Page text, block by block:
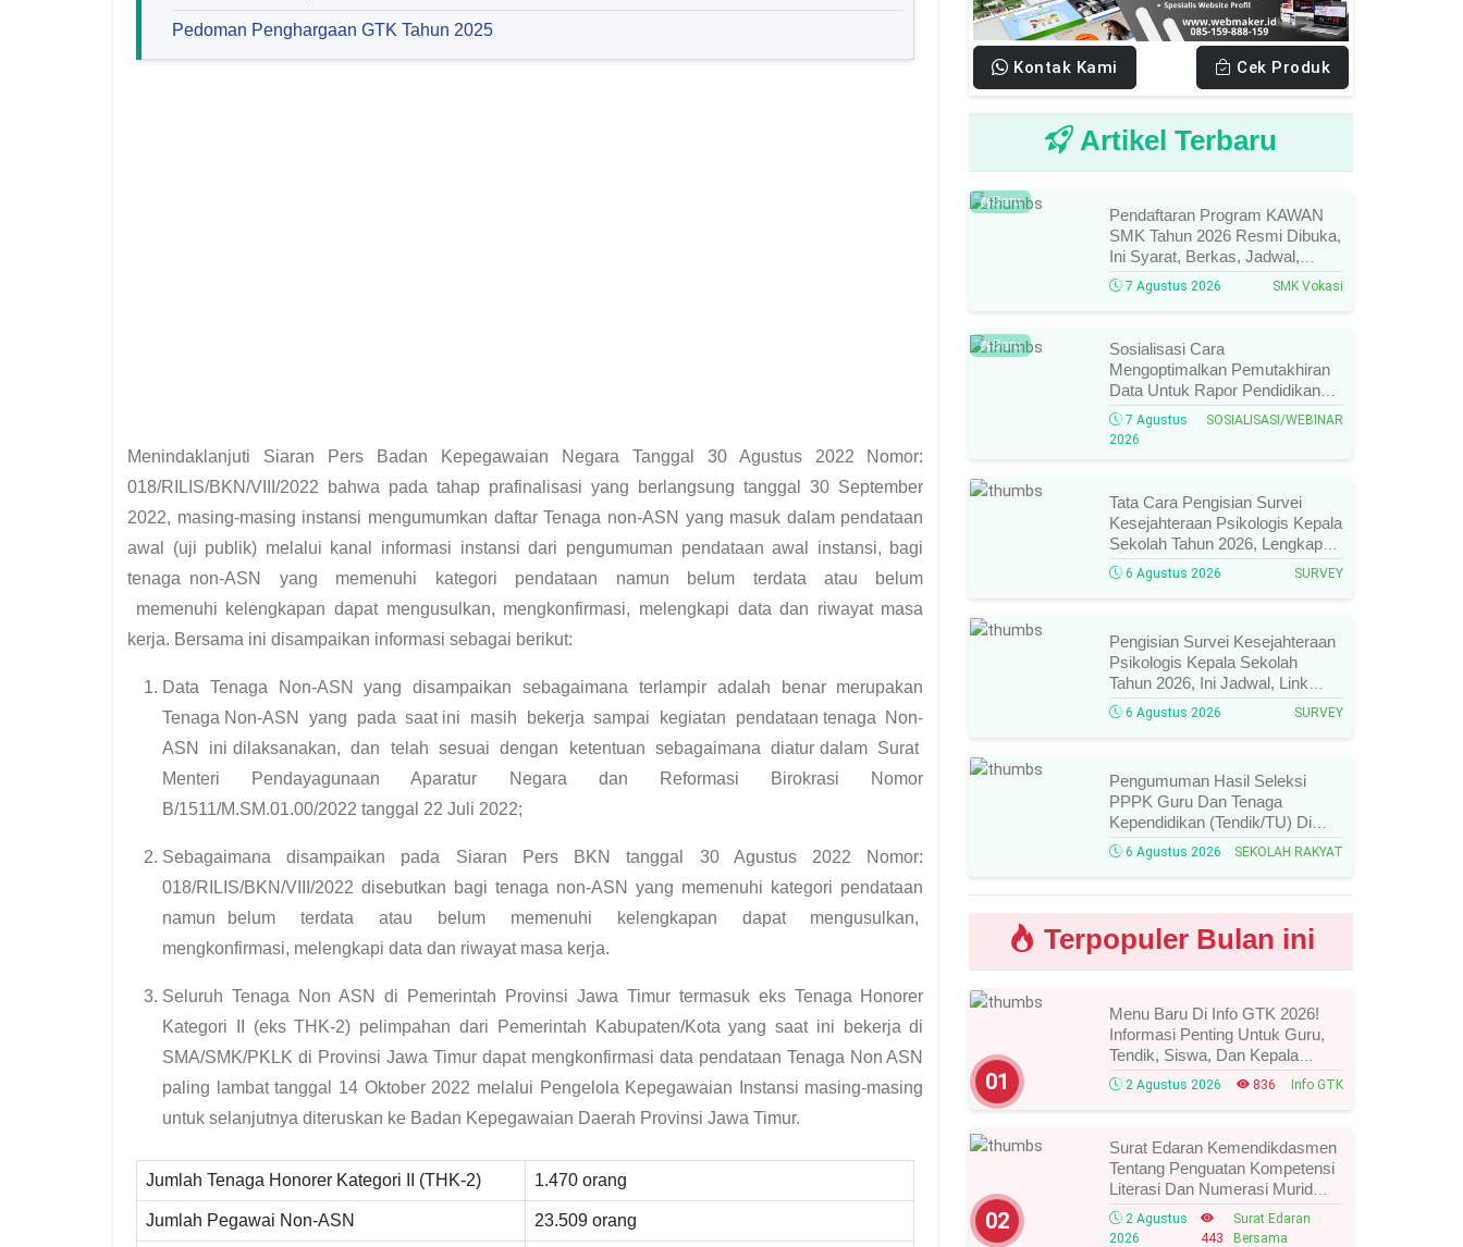
Pedoman Penghargaan GTK Tahun 2025
Menindaklanjuti Siaran Pers Badan Kepegawaian Negara Tanggal 30 Agustus 2022 Nomor:
018/RILIS/BKN/VIII/2022 bahwa pada tahap prafinalisasi yang berlangsung tanggal 30 September
2022, masing-masing instansi mengumumkan daftar Tenaga non-ASN yang masuk dalam pendataan
awal (uji publik) melalui kanal informasi instansi dari pengumuman pendataan awal instansi, bagi
tenaga non-ASN yang memenuhi kategori pendataan namun belum terdata atau belum
memenuhi kelengkapan dapat mengusulkan, mengkonfirmasi, melengkapi data dan riwayat masa
kerja. Bersama ini disampaikan informasi sebagai berikut:
Data Tenaga Non-ASN yang disampaikan sebagaimana terlampir adalah benar merupakan
Tenaga Non-ASN yang pada saat ini masih bekerja sampai kegiatan pendataan tenaga Non-
ASN ini dilaksanakan, dan telah sesuai dengan ketentuan sebagaimana diatur dalam Surat
Menteri Pendayagunaan Aparatur Negara dan Reformasi Birokrasi Nomor
B/1511/M.SM.01.00/2022 tanggal 22 Juli 2022;
Sebagaimana disampaikan pada Siaran Pers BKN tanggal 30 Agustus 2022 Nomor:
018/RILIS/BKN/VIII/2022 disebutkan bagi tenaga non-ASN yang memenuhi kategori pendataan
namun belum terdata atau belum memenuhi kelengkapan dapat mengusulkan,
mengkonfirmasi, melengkapi data dan riwayat masa kerja.
Seluruh Tenaga Non ASN di Pemerintah Provinsi Jawa Timur termasuk eks Tenaga Honorer
Kategori II (eks THK-2) pelimpahan dari Pemerintah Kabupaten/Kota yang saat ini bekerja di
SMA/SMK/PKLK di Provinsi Jawa Timur dapat mengkonfirmasi data pendataan Tenaga Non ASN
paling lambat tanggal 14 Oktober 2022 melalui Pengelola Kepegawaian Instansi masing-masing
untuk selanjutnya diteruskan ke Badan Kepegawaian Daerah Provinsi Jawa Timur.
Jumlah Tenaga Honorer Kategori II (THK-2) 1.470 orang
Jumlah Pegawai Non-ASN 23.509 orang
Kontak Kami Cek Produk
Artikel Terbaru
Baru
Pendaftaran Program KAWAN
SMK Tahun 2026 Resmi Dibuka,
Ini Syarat, Berkas, Jadwal,
Batas Waktu, Dan Cara
Pendaftarannya!
7 Agustus 2026 SMK Vokasi
Baru
Sosialisasi Cara
Mengoptimalkan Pemutakhiran
Data Untuk Rapor Pendidikan
Tahun 2026, Ini Jadwal, Materi,
Narasumber, Dan Link
7 Agustus
2026
SOSIALISASI/WEBINAR
Tata Cara Pengisian Survei
Kesejahteraan Psikologis Kepala
Sekolah Tahun 2026, Lengkap
Link Resmi, Jadwal, Panduan,
Dan Hal Yang Wajib
Diperhatikan!
6 Agustus 2026 SURVEY
Pengisian Survei Kesejahteraan
Psikologis Kepala Sekolah
Tahun 2026, Ini Jadwal, Link
Resmi, Cara Pengisian, Dan
Ketentuan Lengkapnya!
6 Agustus 2026 SURVEY
Pengumuman Hasil Seleksi
PPPK Guru Dan Tenaga
Kependidikan (Tendik/TU) Di
Sekolah Rakyat Tahun 2026
Lingkungan Kementerian Sosial
RI, Ini Daftar Nama Peserta
6 Agustus 2026 SEKOLAH RAKYAT
Terpopuler Bulan ini
01
Menu Baru Di Info GTK 2026!
Informasi Penting Untuk Guru,
Tendik, Siswa, Dan Kepala
Sekolah, Segera Cek Ini Batas
Waktunya!
2 Agustus 2026 836 Info GTK
02
Surat Edaran Kemendikdasmen
Tentang Penguatan Kompetensi
Literasi Dan Numerasi Murid
Tahun 2026, Ini Strategi Dan
Alurnya
2 Agustus
2026
443
Surat Edaran
Bersama